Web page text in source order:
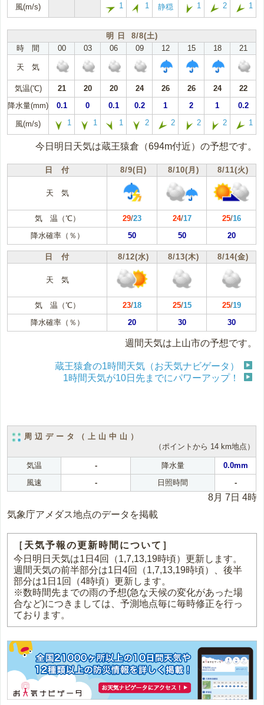
風(m/s) 1 1 静穏 1 2 1
明 日 8/8(土)
時 間
00 03 06 09 12 15 18 21
天 気
気温(℃) 21 20 20 24 26 26 24
22
降水量(mm)
0.1 0 0.1 0.2 1 2 1 0.2
風(m/s) 1 1 1 2 2 2 2 1
今日明日天気は蔵王猿倉（694m付近）の予想です。
日 付 8/9(日) 8/10(月) 8/11(火)
天 気
気 温（℃） 29/23 24/17 25/16
降水確率（％）
50 50 20
日 付 8/12(水) 8/13(木) 8/14(金)
天 気
気 温（℃） 23/18 25/15 25/19
降水確率（％）
20 30 30
週間天気は上山市の予想です。
蔵王猿倉の1時間天気（お天気ナビゲータ）
1時間天気が10日先までにパワーアップ！
周辺データ（上山中山）
（ポイントから 14 km地点）
気温 - 降水量
0.0mm
風速
- 日照時間 -
8月 7日 4時
気象庁アメダス地点のデータを掲載
［天気予報の更新時間について］
今日明日天気は1日4回（1,7,13,19時頃）更新します。
週間天気の前半部分は1日4回（1,7,13,19時頃）、後半
部分は1日1回（4時頃）更新します。
※数時間先までの雨の予想(急な天候の変化があった場
合など)につきましては、予測地点毎に毎時修正を行っ
ております。